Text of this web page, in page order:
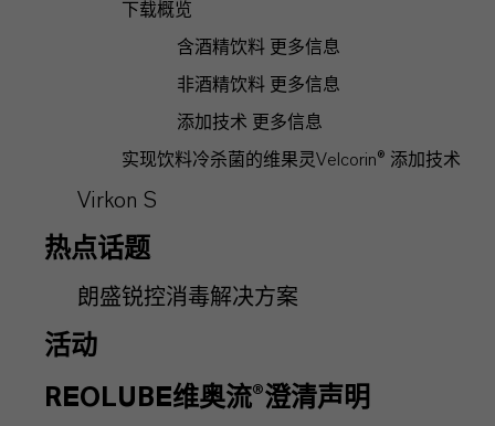
下载概览
含酒精饮料 更多信息
非酒精饮料 更多信息
添加技术 更多信息
实现饮料冷杀菌的维果灵Velcorin® 添加技术
Virkon S
热点话题
朗盛锐控消毒解决方案
活动
REOLUBE维奥流®澄清声明